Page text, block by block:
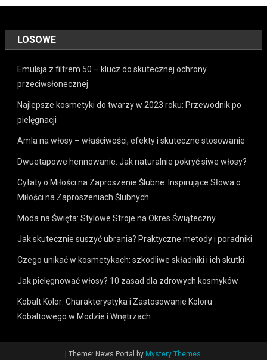
LOSOWE
Emulsja z filtrem 50 – klucz do skutecznej ochrony
przeciwsłonecznej
Najlepsze kosmetyki do twarzy w 2023 roku: Przewodnik po
pielęgnacji
Amla na włosy – właściwości, efekty i skuteczne stosowanie
Dwuetapowe hennowanie: Jak naturalnie pokryć siwe włosy?
Cytaty o Miłości na Zaproszenie Ślubne: Inspirujące Słowa o
Miłości na Zaproszeniach Ślubnych
Moda na Święta: Stylowe Stroje na Okres Świąteczny
Jak skutecznie suszyć ubrania? Praktyczne metody i poradniki
Czego unikać w kosmetykach: szkodliwe składniki i ich skutki
Jak pielęgnować włosy? 10 zasad dla zdrowych kosmyków
Kobalt Kolor: Charakterystyka i Zastosowanie Koloru
Kobaltowego w Modzie i Wnętrzach
| Theme: News Portal by Mystery Themes.